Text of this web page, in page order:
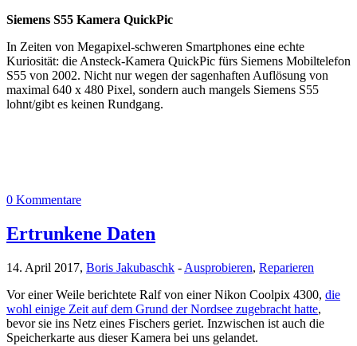
Siemens S55 Kamera QuickPic
In Zeiten von Megapixel-schweren Smartphones eine echte
Kuriosität: die Ansteck-Kamera QuickPic fürs Siemens Mobiltelefon
S55 von 2002. Nicht nur wegen der sagenhaften Auflösung von
maximal 640 x 480 Pixel, sondern auch mangels Siemens S55
lohnt/gibt es keinen Rundgang.
0 Kommentare
Ertrunkene Daten
14. April 2017, Boris Jakubaschk - Ausprobieren, Reparieren
Vor einer Weile berichtete Ralf von einer Nikon Coolpix 4300, die
wohl einige Zeit auf dem Grund der Nordsee zugebracht hatte,
bevor sie ins Netz eines Fischers geriet. Inzwischen ist auch die
Speicherkarte aus dieser Kamera bei uns gelandet.